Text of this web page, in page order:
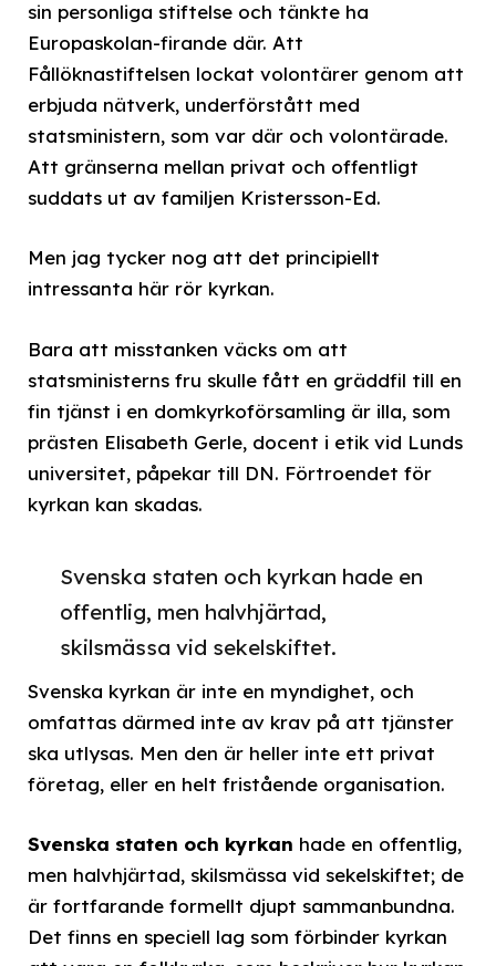
sin personliga stiftelse och tänkte ha
Europaskolan-firande där. Att
Fållöknastiftelsen lockat volontärer genom att
erbjuda nätverk, underförstått med
statsministern, som var där och volontärade.
Att gränserna mellan privat och offentligt
suddats ut av familjen Kristersson-Ed.
Men jag tycker nog att det principiellt
intressanta här rör kyrkan.
Bara att misstanken väcks om att
statsministerns fru skulle fått en gräddfil till en
fin tjänst i en domkyrkoförsamling är illa, som
prästen Elisabeth Gerle, docent i etik vid Lunds
universitet, påpekar till DN. Förtroendet för
kyrkan kan skadas.
Svenska staten och kyrkan hade en
offentlig, men halvhjärtad,
skilsmässa vid sekelskiftet.
Svenska kyrkan är inte en myndighet, och
omfattas därmed inte av krav på att tjänster
ska utlysas. Men den är heller inte ett privat
företag, eller en helt fristående organisation.
Svenska staten och kyrkan hade en offentlig,
men halvhjärtad, skilsmässa vid sekelskiftet; de
är fortfarande formellt djupt sammanbundna.
Det finns en speciell lag som förbinder kyrkan